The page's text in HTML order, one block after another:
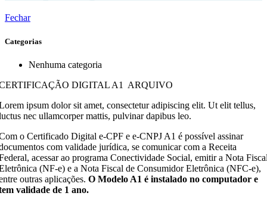
Fechar
Categorias
Nenhuma categoria
DIGITAL A1 ARQUIVO
ipsum dolor sit amet, consectetur adipiscing elit. Ut elit tellus,
nec ullamcorper mattis, pulvinar dapibus leo.
o Certificado Digital e-CPF e e-CNPJ A1 é possível assinar
com validade jurídica, se comunicar com a Receita
acessar ao programa Conectividade Social, emitir a Nota
(NF-e) e a Nota Fiscal de Consumidor Eletrônica (NFC-e),
outras aplicações. O Modelo A1 é instalado no computador e
validade de 1 ano.